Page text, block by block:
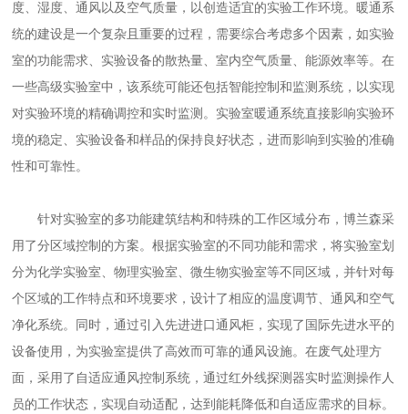
度、湿度、通风以及空气质量，以创造适宜的实验工作环境。暖通系
统的建设是一个复杂且重要的过程，需要综合考虑多个因素，如实验
室的功能需求、实验设备的散热量、室内空气质量、能源效率等。在
一些高级实验室中，该系统可能还包括智能控制和监测系统，以实现
对实验环境的精确调控和实时监测。实验室暖通系统直接影响实验环
境的稳定、实验设备和样品的保持良好状态，进而影响到实验的准确
性和可靠性。
针对实验室的多功能建筑结构和特殊的工作区域分布，博兰森采
用了分区域控制的方案。根据实验室的不同功能和需求，将实验室划
分为化学实验室、物理实验室、微生物实验室等不同区域，并针对每
个区域的工作特点和环境要求，设计了相应的温度调节、通风和空气
净化系统。同时，通过引入 先进进口通风柜，实现了国际先进水平的
设备使用，为实验室提供了高效而可靠的通风设施。在废气处理方
面，采用了自适应通风控制系统，通过红外线探测器实时监测操作人
员的工作状态，实现自动适配，达到能耗降低和自适应需求的目标。